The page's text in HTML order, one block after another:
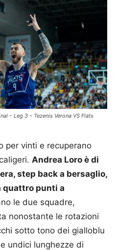
– Leg 3 – Tezenis Verona VS Flats
per vinti e recuperano
Andrea Loro è di
step back a bersaglio,
quattro punti a
le due squadre,
nonostante le rotazioni
sotto tono dei gialloblu
undici lunghezze di